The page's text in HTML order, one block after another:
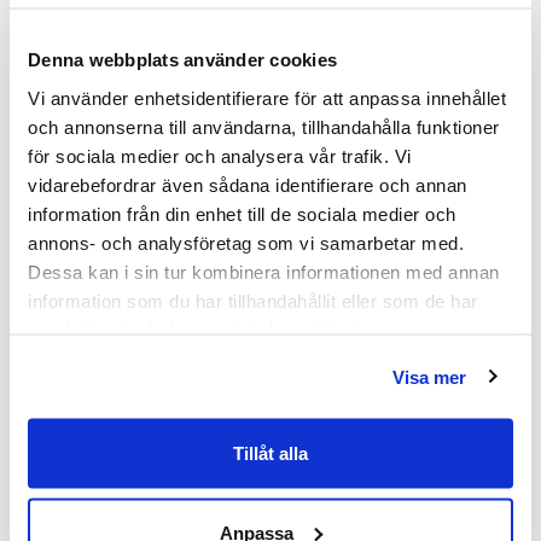
Denna webbplats använder cookies
Vi använder enhetsidentifierare för att anpassa innehållet
och annonserna till användarna, tillhandahålla funktioner
för sociala medier och analysera vår trafik. Vi
vidarebefordrar även sådana identifierare och annan
information från din enhet till de sociala medier och
annons- och analysföretag som vi samarbetar med.
Dessa kan i sin tur kombinera informationen med annan
information som du har tillhandahållit eller som de har
Visa mer
Tillåt alla
Anpassa
Kampanj Kampanj